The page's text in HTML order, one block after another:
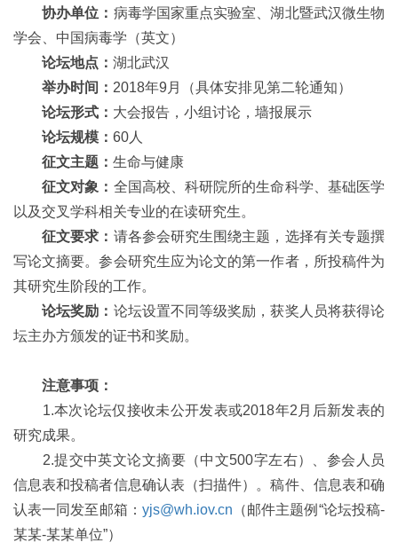
协办单位： 病毒学国家重点实验室、湖北暨武汉微生物
学会、中国病毒学（英文）
论坛地点： 湖北武汉
举办时间： 2018年9月（具体安排见第二轮通知）
论坛形式： 大会报告，小组讨论，墙报展示
论坛规模： 60人
征文主题： 生命与健康
征文对象： 全国高校、科研院所的生命科学、基础医学
以及交叉学科相关专业的在读研究生。
征文要求： 请各参会研究生围绕主题，选择有关专题撰
写论文摘要。参会研究生应为论文的第一作者，所投稿件为
其研究生阶段的工作。
论坛奖励： 论坛设置不同等级奖励，获奖人员将获得论
坛主办方颁发的证书和奖励。
注意事项：
1.本次论坛仅接收未公开发表或2018年2月后新发表的
研究成果。
2.提交中英文论文摘要（中文500字左右）、参会人员
信息表和投稿者信息确认表（扫描件）。稿件、信息表和确
认表一同发至邮箱： yjs@wh.iov.cn （邮件主题例“论坛投稿-
某某-某某单位”）